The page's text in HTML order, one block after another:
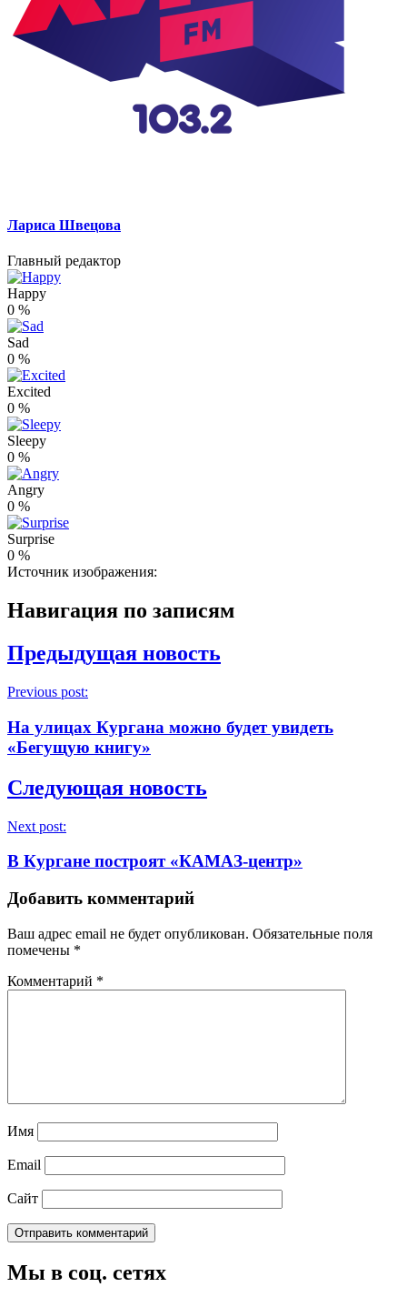
Лариса Швецова
Главный редактор
Happy
0 %
Sad
0 %
Excited
0 %
Sleepy
0 %
Angry
0 %
Surprise
0 %
Источник изображения:
Навигация по записям
Предыдущая новость
Previous post:
На улицах Кургана можно будет увидеть
«Бегущую книгу»
Следующая новость
Next post:
В Кургане построят «КАМАЗ-центр»
Добавить комментарий
Ваш адрес email не будет опубликован. Обязательные поля
помечены *
Комментарий *
Имя
Email
Сайт
Мы в соц. сетях